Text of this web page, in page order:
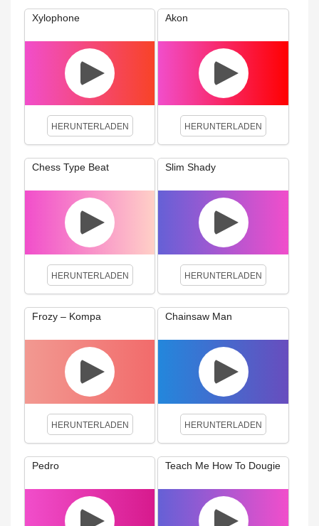
Xylophone
HERUNTERLADEN
Akon
HERUNTERLADEN
Chess Type Beat
HERUNTERLADEN
Slim Shady
HERUNTERLADEN
Frozy – Kompa
HERUNTERLADEN
Chainsaw Man
HERUNTERLADEN
Pedro Teach Me How To Dougie